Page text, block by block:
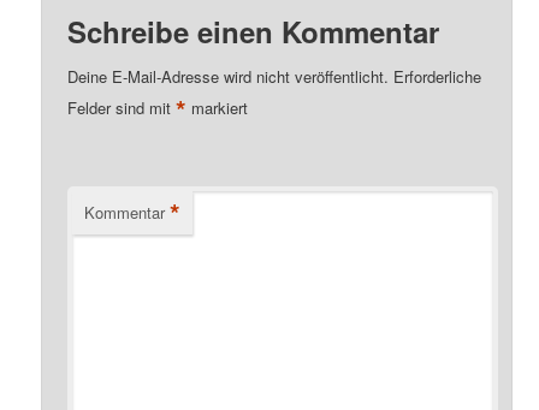
Schreibe einen Kommentar
Deine E-Mail-Adresse wird nicht veröffentlicht. Erforderliche
Felder sind mit* markiert
Kommentar *